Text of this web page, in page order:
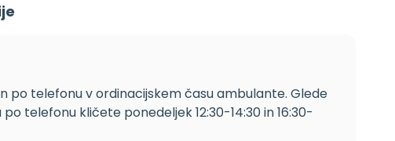
po telefonu v ordinacijskem času ambulante. Glede
telefonu kličete ponedeljek 12:30-14:30 in 16:30-